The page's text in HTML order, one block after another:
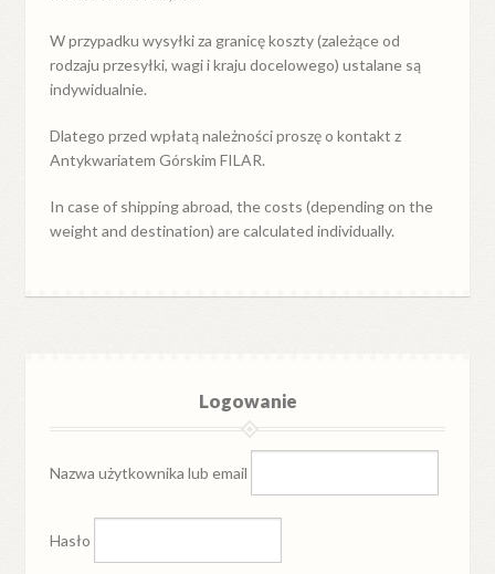
W przypadkuwysyłkiza granicękoszty (zależące od
rodzaju przesyłki, wagi i kraju docelowego) ustalane są
indywidualnie.
Dlatego przed wpłatą należności proszę o kontakt z
Antykwariatem Górskim FILAR.
In case of shipping abroad, the costs (depending on the
weight and destination) are calculated individually.
Logowanie
Nazwa użytkownika lub email
Hasło